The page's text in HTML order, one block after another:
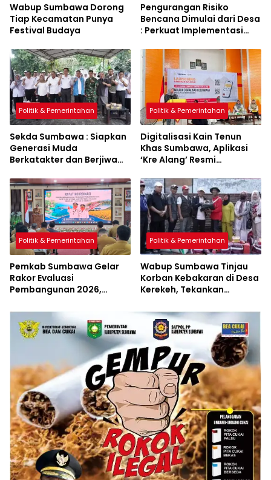
Wabup Sumbawa Dorong
Tiap Kecamatan Punya
Festival Budaya
Pengurangan Risiko
Bencana Dimulai dari Desa
: Perkuat Implementasi
Politik & Pemerintahan
Sekda Sumbawa : Siapkan
Generasi Muda
Berkatakter dan Berjiwa
Politik & Pemerintahan
Digitalisasi Kain Tenun
Khas Sumbawa, Aplikasi
‘Kre Alang’ Resmi
Politik & Pemerintahan
Pemkab Sumbawa Gelar
Rakor Evaluasi
Pembangunan 2026,
Perubahan Resmi
Diluncurkan
Politik & Pemerintahan
Wabup Sumbawa Tinjau
Korban Kebakaran di Desa
Kerekeh, Tekankan